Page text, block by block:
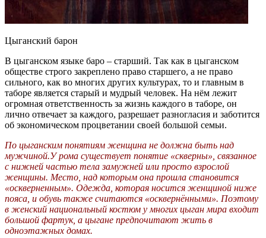
Цыганский барон
В цыганском языке баро – старший. Так как в цыганском
обществе строго закреплено право старшего, а не право
сильного, как во многих других культурах, то и главным в
таборе является старый и мудрый человек. На нём лежит
огромная ответственность за жизнь каждого в таборе, он
лично отвечает за каждого, разрешает разногласия и заботится
об экономическом процветании своей большой семьи.
По цыганским понятиям женщина не должна быть над
мужчиной.У рома существует понятие «скверны», связанное
с нижней частью тела замужней или просто взрослой
женщины. Место, над которым она прошла становится
«оскверненным». Одежда, которая носится женщиной ниже
пояса, и обувь также считаются «осквернёнными». Поэтому
в женский национальный костюм у многих цыган мира входит
большой фартук, а цыгане предпочитают жить в
одноэтажных домах.